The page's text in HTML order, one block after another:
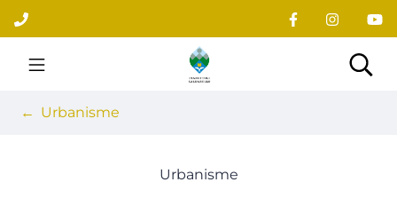
Aller
au
contenu
Site officiel du village
Urbanisme
Urbanisme